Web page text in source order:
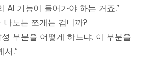
AI 기능이 들어가야 하는 거죠.”
노는 쪼개는 겁니까?
부분을 어떻게 하느냐. 이 부분을
서.”